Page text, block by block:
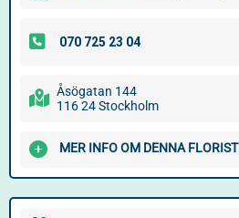
Åsögatan 144
116 24 Stockholm
MER INFO OM DENNA FLORIST